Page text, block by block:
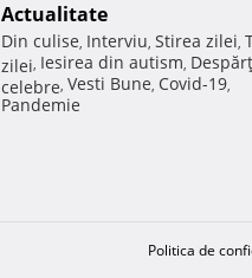
Actualitate
Din culise, Interviu, Stirea zilei,
zilei, Iesirea din autism,
celebre, Vesti Bune, Covid-19,
Pandemie
Politica de